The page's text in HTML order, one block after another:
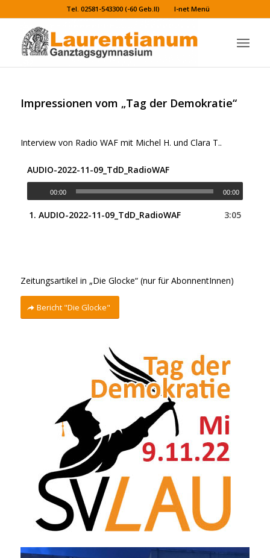
Tel. 02581-543300 (-60 Geb.II) I-net Menü
Impressionen vom „Tag der Demokratie“
Interview von Radio WAF mit Michel H. und Clara T..
AUDIO-2022-11-09_TdD_RadioWAF
00:00 00:00
1. AUDIO-2022-11-09_TdD_RadioWAF 3:05
Zeitungsartikel in „Die Glocke“ (nur für AbonnentInnen)
Bericht "Die Glocke"